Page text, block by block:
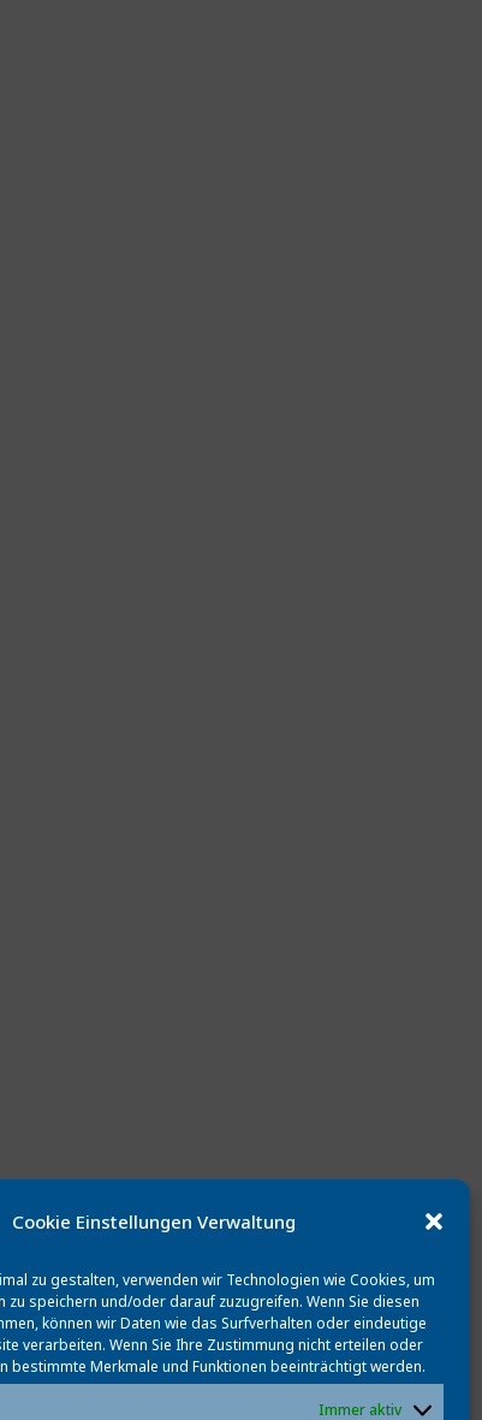
Cookie Einstellungen Verwaltung
zu gestalten, verwenden wir Technologien wie Cookies, um
zu speichern und/oder darauf zuzugreifen. Wenn Sie diesen
können wir Daten wie das Surfverhalten oder eindeutige
verarbeiten. Wenn Sie Ihre Zustimmung nicht erteilen oder
bestimmte Merkmale und Funktionen beeinträchtigt werden.
Immer aktiv